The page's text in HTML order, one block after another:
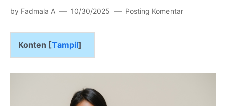
Blogging & Teknologi
Parenting
by Fadmala A 10/30/2025 Posting Komentar
Konten [Tampil]